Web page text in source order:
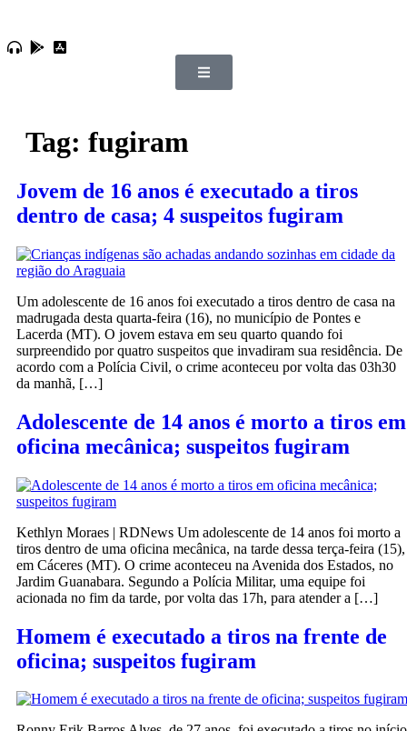
Tag: fugiram
Jovem de 16 anos é executado a tiros
dentro de casa; 4 suspeitos fugiram
Um adolescente de 16 anos foi executado a tiros dentro de casa na
madrugada desta quarta-feira (16), no município de Pontes e
Lacerda (MT). O jovem estava em seu quarto quando foi
surpreendido por quatro suspeitos que invadiram sua residência. De
acordo com a Polícia Civil, o crime aconteceu por volta das 03h30
da manhã, […]
Adolescente de 14 anos é morto a tiros em
oficina mecânica; suspeitos fugiram
Kethlyn Moraes | RDNews Um adolescente de 14 anos foi morto a
tiros dentro de uma oficina mecânica, na tarde dessa terça-feira (15),
em Cáceres (MT). O crime aconteceu na Avenida dos Estados, no
Jardim Guanabara. Segundo a Polícia Militar, uma equipe foi
acionada no fim da tarde, por volta das 17h, para atender a […]
Homem é executado a tiros na frente de
oficina; suspeitos fugiram